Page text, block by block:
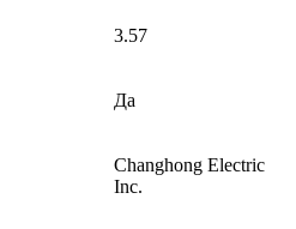
3.57
Да
Changhong Electric
Inc.